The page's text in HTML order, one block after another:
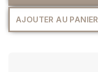
AJOUTER AU PANIER